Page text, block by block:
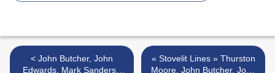
< John Butcher, John
Edwards, Mark Sanders :
« Stovelit Lines » Thurston
Moore, John Butcher, John